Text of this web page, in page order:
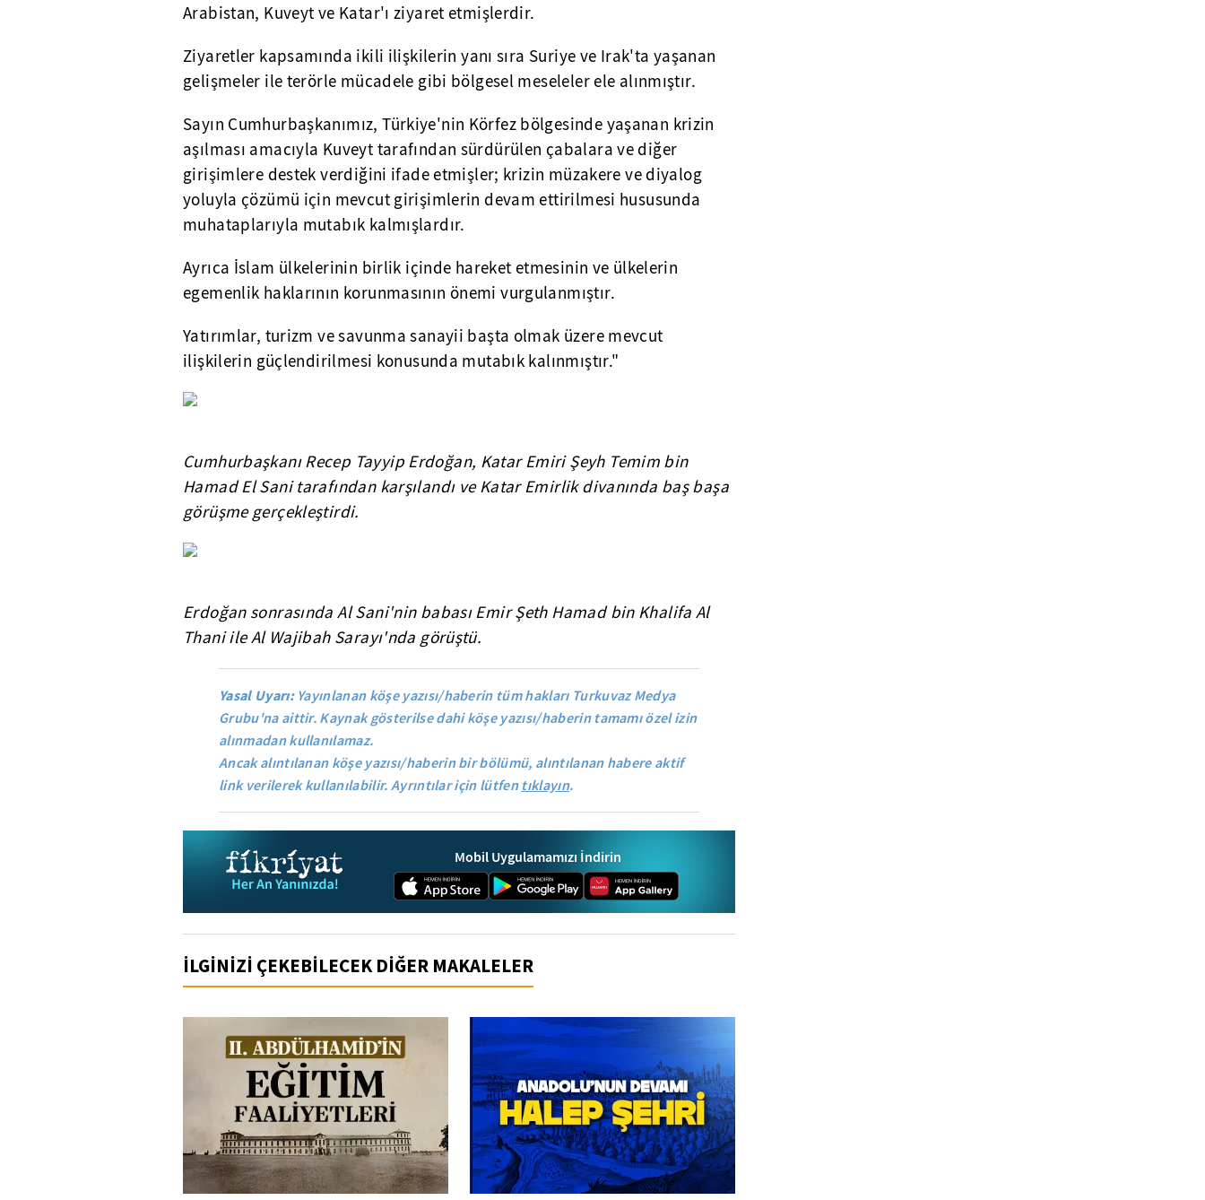
Arabistan, Kuveyt ve Katar'ı ziyaret etmişlerdir.
Ziyaretler kapsamında ikili ilişkilerin yanı sıra Suriye ve Irak'ta yaşanan
gelişmeler ile terörle mücadele gibi bölgesel meseleler ele alınmıştır.
Sayın Cumhurbaşkanımız, Türkiye'nin Körfez bölgesinde yaşanan krizin
aşılması amacıyla Kuveyt tarafından sürdürülen çabalara ve diğer
girişimlere destek verdiğini ifade etmişler; krizin müzakere ve diyalog
yoluyla çözümü için mevcut girişimlerin devam ettirilmesi hususunda
muhataplarıyla mutabık kalmışlardır.
Ayrıca İslam ülkelerinin birlik içinde hareket etmesinin ve ülkelerin
egemenlik haklarının korunmasının önemi vurgulanmıştır.
Yatırımlar, turizm ve savunma sanayii başta olmak üzere mevcut
ilişkilerin güçlendirilmesi konusunda mutabık kalınmıştır."
Cumhurbaşkanı Recep Tayyip Erdoğan, Katar Emiri Şeyh Temim bin
Hamad El Sani tarafından karşılandı ve Katar Emirlik divanında baş başa
görüşme gerçekleştirdi.
Erdoğan sonrasında Al Sani'nin babası Emir Şeth Hamad bin Khalifa Al
Thani ile Al Wajibah Sarayı'nda görüştü.
Yasal Uyarı:Yayınlanan köşe yazısı/haberin tüm hakları Turkuvaz Medya
Grubu'na aittir. Kaynak gösterilse dahi köşe yazısı/haberin tamamı özel izin
alınmadan kullanılamaz.
Ancak alıntılanan köşe yazısı/haberin bir bölümü, alıntılanan habere aktif
link verilerek kullanılabilir. Ayrıntılar için lütfentıklayın.
Mobil Uygulamamızı İndirin
İLGİNİZİ ÇEKEBİLECEK DİĞER MAKALELER